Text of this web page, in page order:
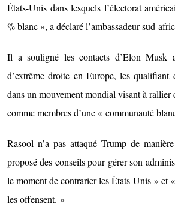
États-Unis dans lesquels l’électorat
% blanc », a déclaré l’ambassadeur sud-
Il a souligné les contacts d’Elon Musk
d’extrême droite en Europe, les
dans un mouvement mondial visant à rallier
comme membres d’une « communauté
Rasool n’a pas attaqué Trump de
proposé des conseils pour gérer son
le moment de contrarier les États-Unis » et
les offensent. »